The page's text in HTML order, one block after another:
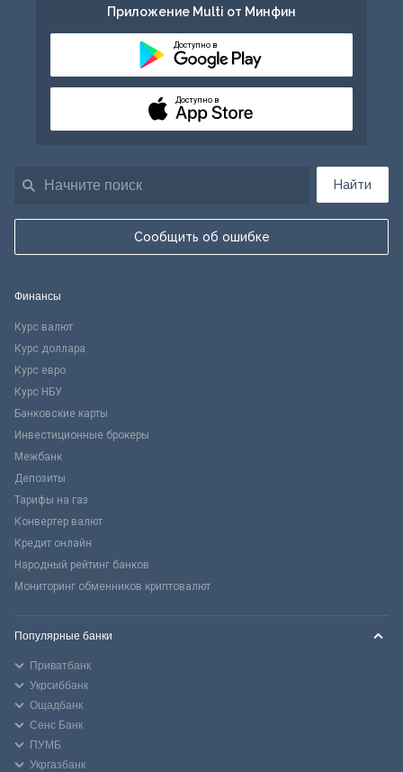
Найти
Сообщить об ошибке
Приложение Multi от Минфин
Доступно в
Доступно в
Финансы
Курс валют
Курс доллара
Курс евро
Курс НБУ
Банковские карты
Инвестиционные брокеры
Межбанк
Депозиты
Тарифы на газ
Конвертер валют
Кредит онлайн
Народный рейтинг банков
Мониторинг обменников криптовалют
Популярные банки
Приватбанк
Укрсиббанк
Ощадбанк
Сенс Банк
ПУМБ
Укргазбанк